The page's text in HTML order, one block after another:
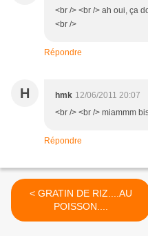
<br /> <br /> ah oui, ça
<br />
Répondre
H hmk 12/06/2011 20:07
<br /> <br /> miammm
Répondre
< GRATIN DE RIZ....AU
POISSON....